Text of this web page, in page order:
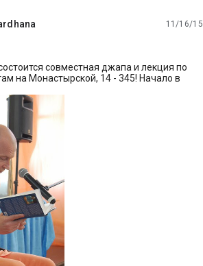
11/16/15
совместная джапа и лекция по
на Монастырской, 14 - 345! Начало в